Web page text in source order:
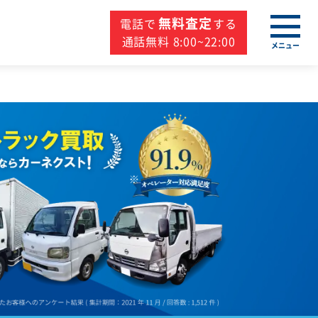
電話で 無料査定する
通話無料 8:00~22:00
メニュー